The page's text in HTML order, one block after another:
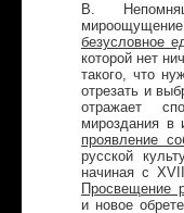
В.
безусловное
которой нет
такого, что
отрезать и
отражает
мироздания в
проявление
русской
начиная с
Просвещение
и новое